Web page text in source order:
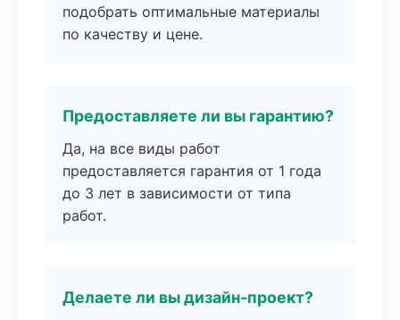
подобрать оптимальные материалы
по качеству и цене.
Предоставляете ли вы гарантию?
Да, на все виды работ
предоставляется гарантия от 1 года
до 3 лет в зависимости от типа
работ.
Делаете ли вы дизайн-проект?